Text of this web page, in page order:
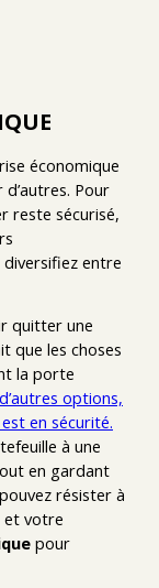
économique
Pour
reste sécurisé,
entre
quitter une
que les choses
la porte
options,
en sécurité.
à une
en gardant
résister à
et votre
pour